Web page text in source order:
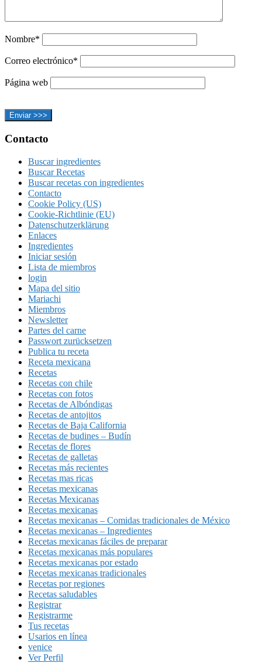
Nombre*
Correo electrónico*
Página web
Footer
Contacto
Buscar ingredientes
Buscar Recetas
Buscar recetas con ingredientes
Contacto
Cookie Policy (US)
Cookie-Richtlinie (EU)
Datenschutzerklärung
Enlaces
Ingredientes
Iniciar sesión
Lista de miembros
login
Mapa del sitio
Mariachi
Miembros
Newsletter
Partes del carne
Passwort zurücksetzen
Publica tu receta
Receta mexicana
Recetas
Recetas con chile
Recetas con fotos
Recetas de Albóndigas
Recetas de antojitos
Recetas de Baja California
Recetas de budines – Budín
Recetas de flores
Recetas de galletas
Recetas más recientes
Recetas mas ricas
Recetas mexicanas
Recetas Mexicanas
Recetas mexicanas
Recetas mexicanas – Comidas tradicionales de México
Recetas mexicanas – Ingredientes
Recetas mexicanas fáciles de preparar
Recetas mexicanas más populares
Recetas mexicanas por estado
Recetas mexicanas tradicionales
Recetas por regiones
Recetas saludables
Registrar
Registrarme
Tus recetas
Usarios en línea
venice
Ver Perfil